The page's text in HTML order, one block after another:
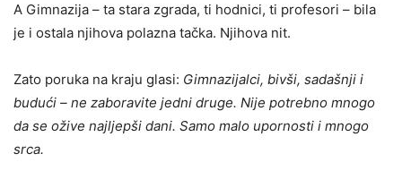
A Gimnazija – ta stara zgrada, ti hodnici, ti profesori – bila
je i ostala njihova polazna tačka. Nјihova nit.
Zato poruka na kraju glasi: Gimnazijalci, bivši, sadašnji i
budući – ne zaboravite jedni druge. Nije potrebno mnogo
da se ožive najlјepši dani. Samo malo upornosti i mnogo
srca.